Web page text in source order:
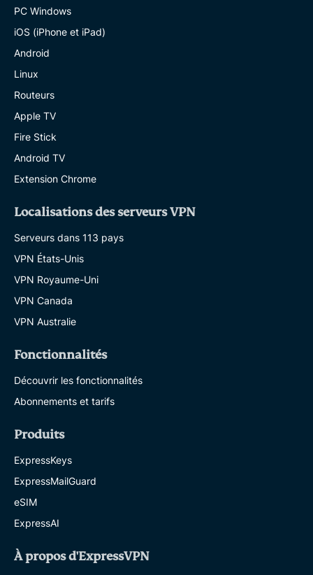
PC Windows
iOS (iPhone et iPad)
Android
Linux
Routeurs
Apple TV
Fire Stick
Android TV
Extension Chrome
Localisations des serveurs VPN
Serveurs dans 113 pays
VPN États-Unis
VPN Royaume-Uni
VPN Canada
VPN Australie
Fonctionnalités
Découvrir les fonctionnalités
Abonnements et tarifs
Produits
ExpressKeys
ExpressMailGuard
eSIM
ExpressAI
À propos d'ExpressVPN